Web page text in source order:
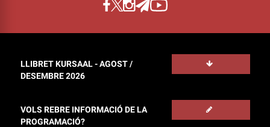
LLIBRET KURSAAL - AGOST /
DESEMBRE 2026
VOLS REBRE INFORMACIÓ DE LA
PROGRAMACIÓ?